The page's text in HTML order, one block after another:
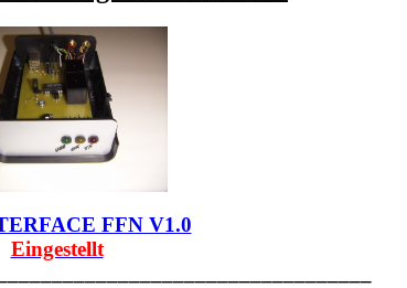
FFN V1.0
Eingestellt